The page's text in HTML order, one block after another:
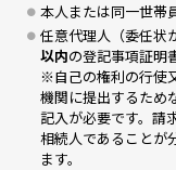
本人または同一世帯
任意代理人（委任状
以内の登記事項証明
※自己の権利の行使
機関に提出するため
記入が必要です。請
相続人であることが
ます。